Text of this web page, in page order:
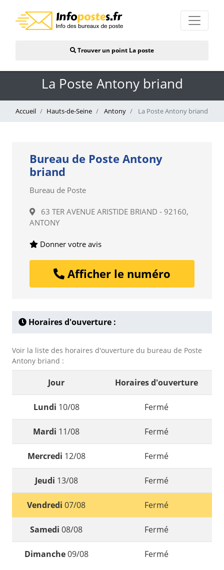
Trouver un point La poste
La Poste Antony briand
Accueil Hauts-de-Seine Antony La Poste Antony briand
Bureau de Poste Antony
briand
Bureau de Poste
63 TER AVENUE ARISTIDE BRIAND - 92160,
ANTONY
Donner votre avis
Afficher le numéro
Horaires d'ouverture :
Voir la liste des horaires d'ouverture du bureau de Poste
Antony briand :
Jour Horaires d'ouverture
Lundi 10/08 Fermé
Mardi 11/08 Fermé
Mercredi 12/08 Fermé
Jeudi 13/08 Fermé
Vendredi 07/08 Fermé
Samedi 08/08 Fermé
Dimanche09/08 Fermé